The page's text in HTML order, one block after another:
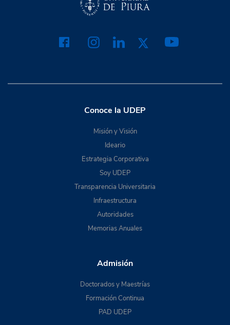
Conoce la UDEP
Misión y Visión
Ideario
Estrategia Corporativa
Soy UDEP
Transparencia Universitaria
Infraestructura
Autoridades
Memorias Anuales
Admisión
Doctorados y Maestrías
Formación Continua
PAD UDEP